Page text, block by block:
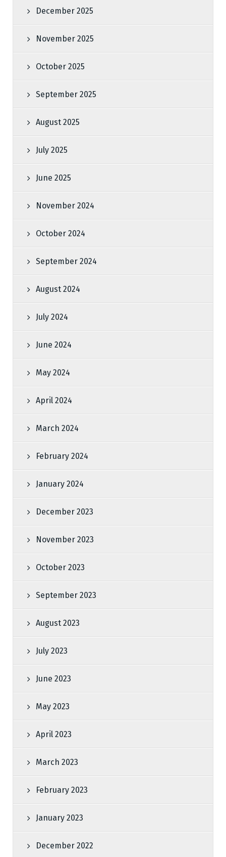
December 2025
November 2025
October 2025
September 2025
August 2025
July 2025
June 2025
November 2024
October 2024
September 2024
August 2024
July 2024
June 2024
May 2024
April 2024
March 2024
February 2024
January 2024
December 2023
November 2023
October 2023
September 2023
August 2023
July 2023
June 2023
May 2023
April 2023
March 2023
February 2023
January 2023
December 2022